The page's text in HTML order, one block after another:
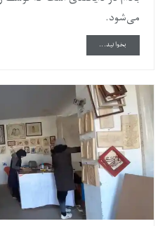
می‌شود.
بخوانید...